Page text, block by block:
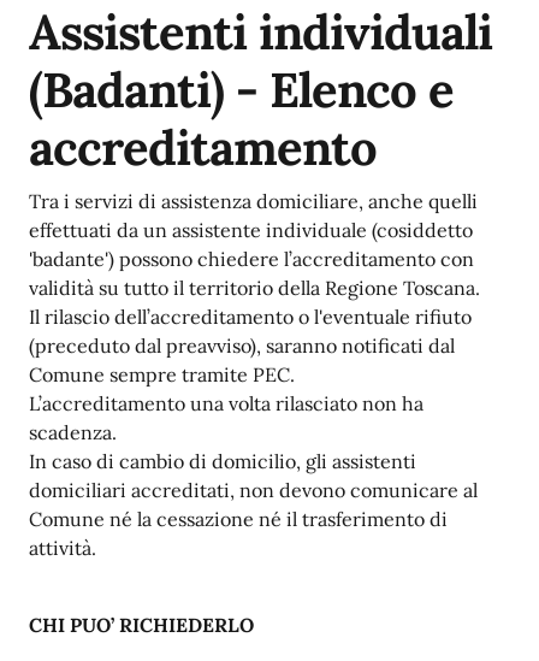
Assistenti individuali
(Badanti) - Elenco e
accreditamento
Tra i servizi di assistenza domiciliare, anche quelli
effettuati da un assistente individuale (cosiddetto
'badante') possono chiedere l’accreditamento con
validità su tutto il territorio della Regione Toscana.
Il rilascio dell’accreditamento o l'eventuale rifiuto
(preceduto dal preavviso), saranno notificati dal
Comune sempre tramite PEC.
L’accreditamento una volta rilasciato non ha
scadenza.
In caso di cambio di domicilio, gli assistenti
domiciliari accreditati, non devono comunicare al
Comune né la cessazione né il trasferimento di
attività.
CHI PUO’ RICHIEDERLO